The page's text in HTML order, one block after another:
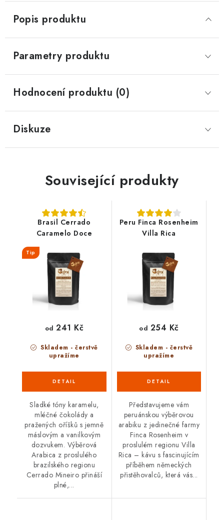
Popis produktu
Parametry produktu
Hodnocení produktu (0)
Diskuze
Související produkty
Brasil Cerrado
Caramelo Doce
Tip
Skladem - čerstvě
upražíme
od 241 Kč
Sladké tóny karamelu,
mléčné čokolády a
pražených oříšků s jemně
máslovým a vanilkovým
dozvukem. Výběrová
Arabica z proslulého
brazilského regionu
Cerrado Mineiro přináší
plné,...
Peru Finca Rosenheim
Villa Rica
Skladem - čerstvě
upražíme
od 254 Kč
Představujeme vám
peruánskou výběrovou
arabiku z jedinečné farmy
Finca Rosenheim v
proslulém regionu Villa
Rica – kávu s fascinujícím
příběhem německých
přistěhovalců, která vás...